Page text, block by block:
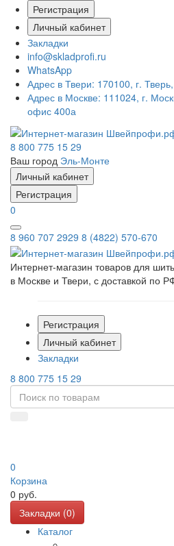
Регистрация
Личный кабинет
Закладки
info@skladprofi.ru
WhatsApp
Адрес в Твери: 170100, г.
Адрес в Москве: 111024, г.
офис 400а
8 800 775 15 29
Ваш город Эль-Монте
Личный кабинет
Регистрация
0
8 960 707 2929 8 (4822) 570-670
Интернет-магазин товаров для
в Москве и Твери, с доставкой по
Регистрация
Личный кабинет
Закладки
8 800 775 15 29
0
Корзина
0 руб.
Закладки (0)
Каталог